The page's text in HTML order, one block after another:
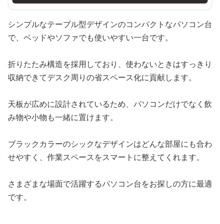
シンプルなテーブル型デザインのコンパクトなパソコン台
で、ベッドやソファでも使いやすい一台です。
折りたたみ構造を採用しており、使わないときはすっきり
収納できてデスク周りの省スペース化に貢献します。
天板が広めに設計されているため、パソコンだけでなく飲
み物や小物も一緒に置けます。
ブラックカラーのシックなデザインはどんな部屋にも合わ
せやすく、作業スペースをスマートに整えてくれます。
さまざまな場面で活躍するパソコン台をお探しの方に最適
です。